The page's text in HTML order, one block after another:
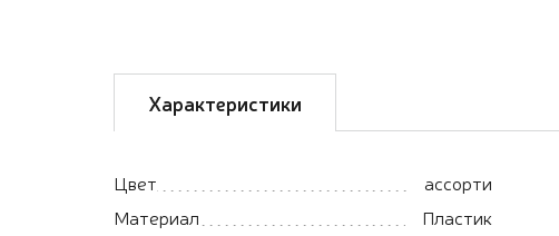
Характеристики
Цвет
ассорти
Материал
Пластик